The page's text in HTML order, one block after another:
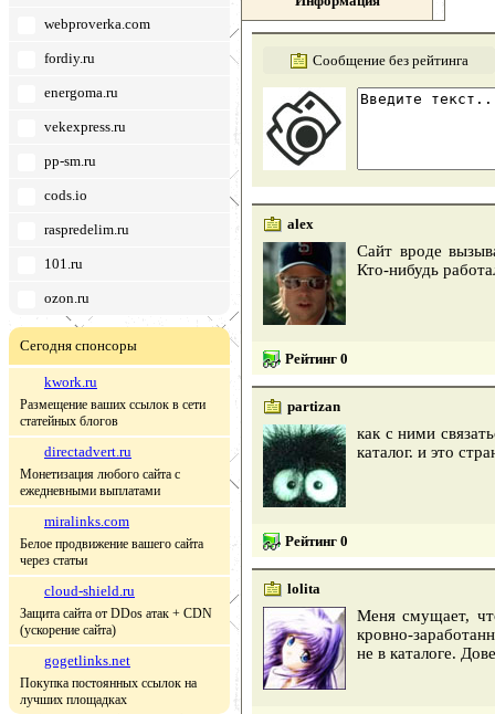
webproverka.com
fordiy.ru
energoma.ru
vekexpress.ru
pp-sm.ru
cods.io
raspredelim.ru
101.ru
ozon.ru
Сегодня спонсоры
kwork.ru
Размещение ваших ссылок в сети
статейных блогов
directadvert.ru
Монетизация любого сайта с
ежедневными выплатами
miralinks.com
Белое продвижение вашего сайта
через статьи
cloud-shield.ru
Защита сайта от DDos атак + CDN
(ускорение сайта)
gogetlinks.net
Покупка постоянных ссылок на
лучших площадках
Сообщение без рейтинга
alex
Сайт вроде
Кто-нибудь
Рейтинг 0
partizan
как с ними
каталог. и это
Рейтинг 0
lolita
Меня смущает,
кровно-
не в каталоге.